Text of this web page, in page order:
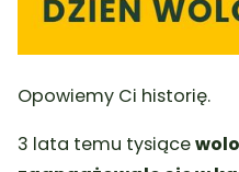
Opowiemy Ci historię.
3 lata temu tysiące